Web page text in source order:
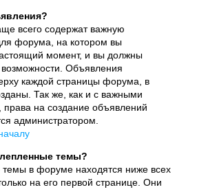
всего содержат важную
форума, на котором вы
момент, и вы должны
возможности. Объявления
каждой страницы форума, в
Так же, как и с важными
на создание объявлений
администратором.
темы?
в форуме находятся ниже всех
на его первой странице. Они